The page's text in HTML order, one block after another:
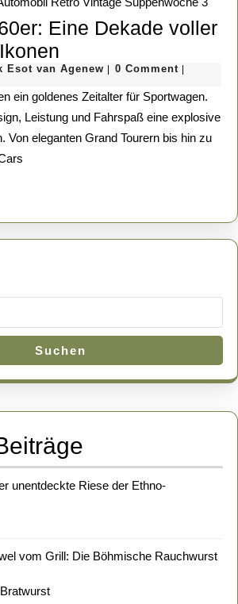
Eine Dekade voller
wilden
60er:
Eine
Dekade
Ikonen
Esot van Agenew Erik
van
Agenew
0 Comment
Leistung und Fahrspaß eine explosive
Von eleganten Grand Tourern bis hin zu
Suchen
unentdeckte Riese der Ethno-
vom Grill: Die Böhmische Rauchwurst